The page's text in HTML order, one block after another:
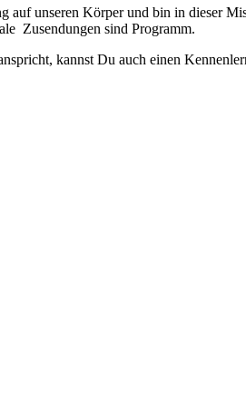
unseren Körper und bin in dieser
Zusendungen sind Programm.
kannst Du auch einen